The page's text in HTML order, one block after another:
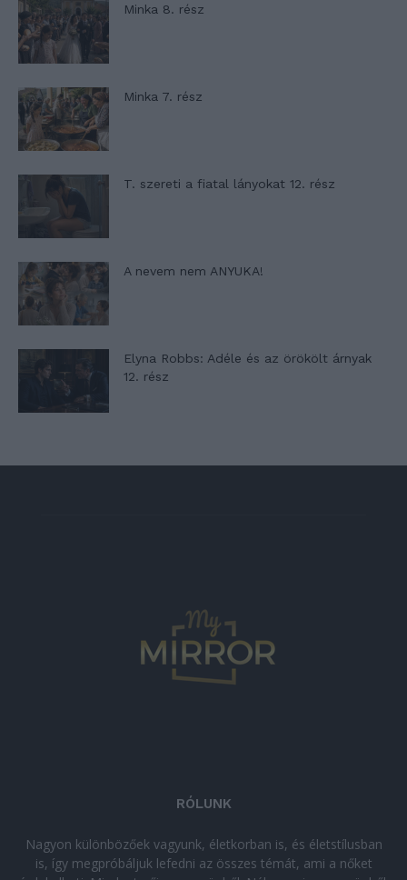
Minka 8. rész
Minka 7. rész
T. szereti a fiatal lányokat 12. rész
A nevem nem ANYUKA!
Elyna Robbs: Adéle és az örökölt árnyak
12. rész
RÓLUNK
Nagyon különbözőek vagyunk, életkorban is, és életstílusban
is, így megpróbáljuk lefedni az összes témát, ami a nőket